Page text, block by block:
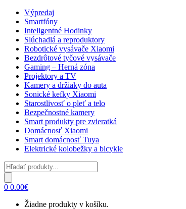
Výpredaj
Smartfóny
Inteligentné Hodinky
Slúchadlá a reproduktory
Robotické vysávače Xiaomi
Bezdrôtové tyčové vysávače
Gaming – Herná zóna
Projektory a TV
Kamery a držiaky do auta
Sonické kefky Xiaomi
Starostlivosť o pleť a telo
Bezpečnostné kamery
Smart produkty pre zvieratká
Domácnosť Xiaomi
Smart domácnosť Tuya
Elektrické kolobežky a bicykle
Products
search
0 0.00€
Žiadne produkty v košíku.